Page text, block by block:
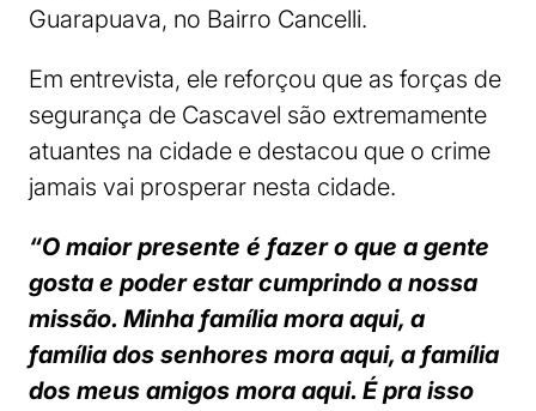
Guarapuava, no Bairro Cancelli.
Em entrevista, ele reforçou que as forças de
segurança de Cascavel são extremamente
atuantes na cidade e destacou que o crime
jamais vai prosperar nesta cidade.
“O maior presente é fazer o que a gente
gosta e poder estar cumprindo a nossa
missão. Minha família mora aqui, a
família dos senhores mora aqui, a família
dos meus amigos mora aqui. É pra isso